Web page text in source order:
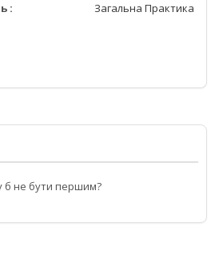
: Загальна Практика
б не бути першим?